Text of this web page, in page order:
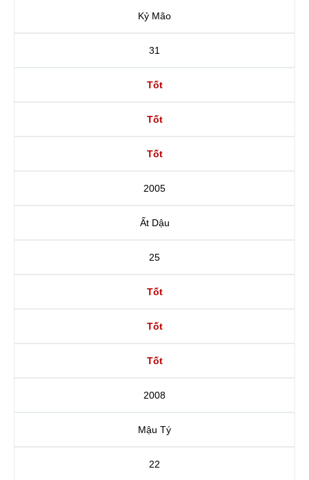
Kỷ Mão
31
Tốt
Tốt
Tốt
2005
Ất Dậu
25
Tốt
Tốt
Tốt
2008
Mậu Tý
22